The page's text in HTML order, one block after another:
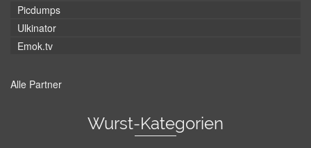
Picdumps
Ulkinator
Emok.tv
Alle Partner
Wurst-Kategorien